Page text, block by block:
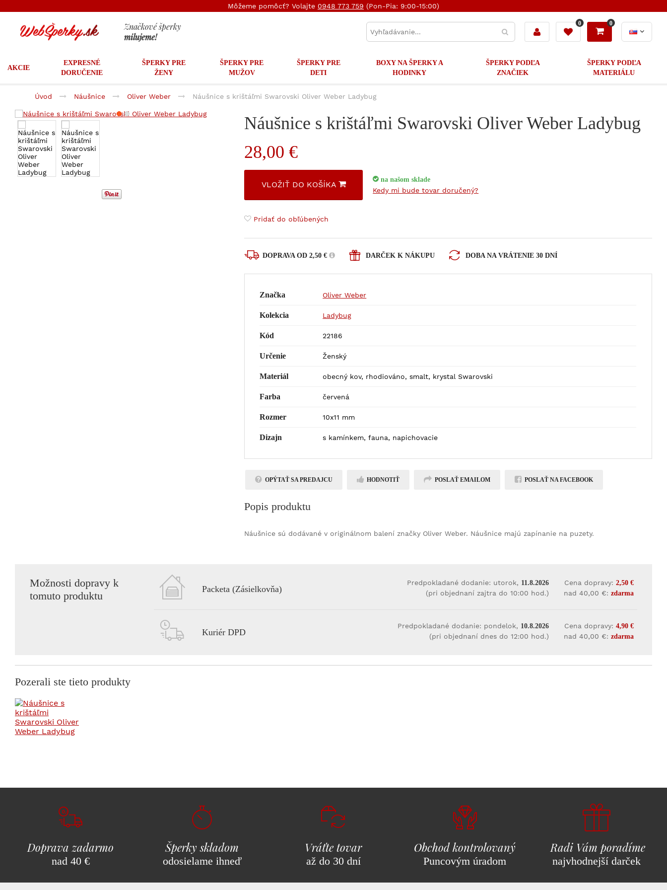
Môžeme pomôcť? Volajte 0948 773 759 (Pon-Pia: 9:00-15:00)
Značkové šperky
milujeme!
0 0
AKCIE
EXPRESNÉ
DORUČENIE
ŠPERKY PRE
ŽENY
ŠPERKY PRE
MUŽOV
ŠPERKY PRE
DETI
BOXY NA ŠPERKY A
HODINKY
ŠPERKY PODĽA
ZNAČIEK
ŠPERKY PODĽA
MATERIÁLU
Úvod Náušnice Oliver Weber Náušnice s krištáľmi Swarovski Oliver Weber Ladybug
Náušnice s krištáľmi Swarovski Oliver Weber Ladybug
28,00 €
VLOŽIŤ DO KOŠÍKA na našom sklade
Kedy mi bude tovar doručený?
Pridať do obľúbených
DOPRAVA OD 2,50 € DARČEK K NÁKUPU DOBA NA VRÁTENIE 30 DNÍ
Značka Oliver Weber
Kolekcia Ladybug
Kód 22186
Určenie Ženský
Materiál obecný kov, rhodiováno, smalt, krystal Swarovski
Farba červená
Rozmer 10x11 mm
Dizajn s kamínkem, fauna, napichovacie
OPÝTAŤ SA PREDAJCU HODNOTIŤ POSLAŤ EMAILOM POSLAŤ NA FACEBOOK
Popis produktu
Náušnice sú dodávané v originálnom balení značky Oliver Weber. Náušnice majú zapínanie na puzety.
Možnosti dopravy k
tomuto produktu
Packeta (Zásielkovňa)
Predpokladané dodanie: utorok, 11.8.2026
(pri objednaní zajtra do 10:00 hod.)
Cena dopravy: 2,50 €
nad 40,00 €: zdarma
Kuriér DPD
Predpokladané dodanie: pondelok, 10.8.2026
(pri objednaní dnes do 12:00 hod.)
Cena dopravy: 4,90 €
nad 40,00 €: zdarma
Pozerali ste tieto produkty
Doprava zadarmo
nad 40 €
Šperky skladom
odosielame ihneď
Vráťte tovar
až do 30 dní
Obchod kontrolovaný
Puncovým úradom
Radi Vám poradíme
najvhodnejší darček